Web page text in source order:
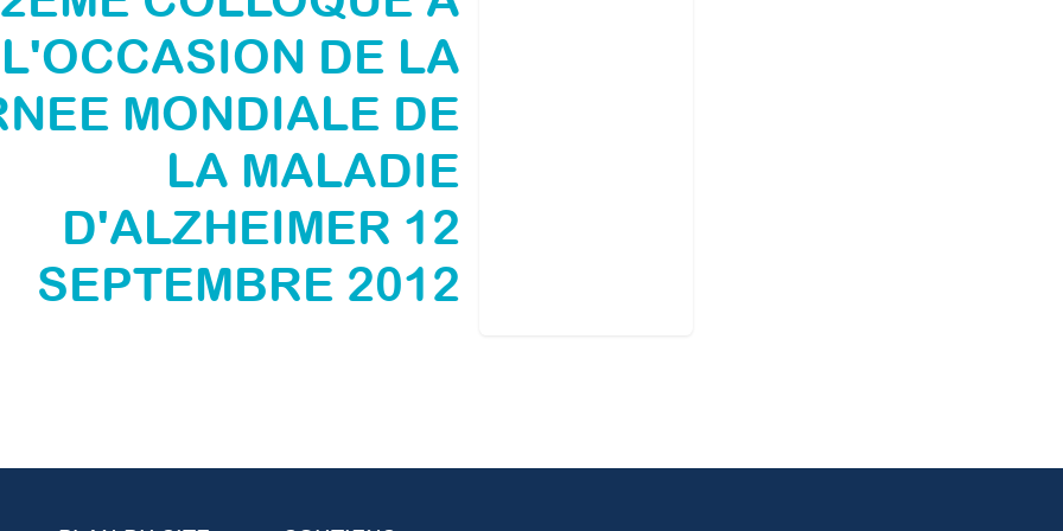
L'OCCASION DE LA
MONDIALE DE
LA MALADIE
D'ALZHEIMER 12
SEPTEMBRE 2012